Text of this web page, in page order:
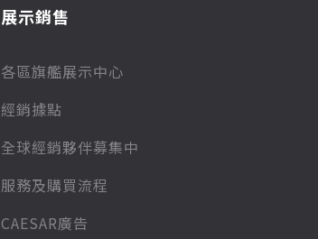
展示銷售
各區旗艦展示中心
經銷據點
全球經銷夥伴募集中
服務及購買流程
CAESAR廣告